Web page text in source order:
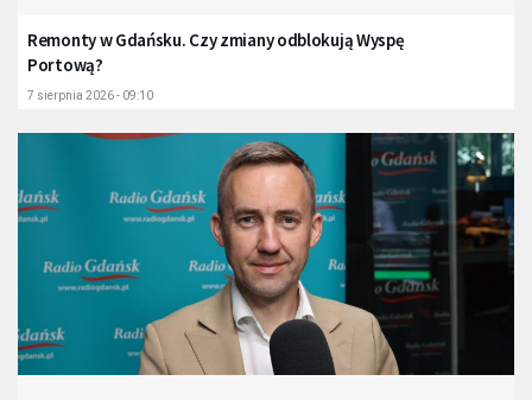
Remonty w Gdańsku. Czy zmiany odblokują Wyspę
Portową?
7 sierpnia 2026 - 09:10